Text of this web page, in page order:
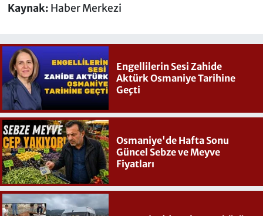
Kaynak: Haber Merkezi
Engellilerin Sesi Zahide
Aktürk Osmaniye Tarihine
Geçti
Osmaniye'de Hafta Sonu
Güncel Sebze ve Meyve
Fiyatları